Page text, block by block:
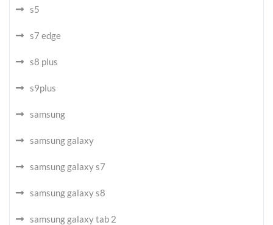
s5
s7 edge
s8 plus
s9plus
samsung
samsung galaxy
samsung galaxy s7
samsung galaxy s8
samsung galaxy tab 2